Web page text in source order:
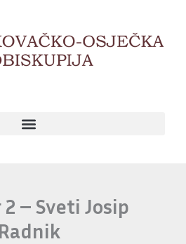
– Sveti Josip
Radnik